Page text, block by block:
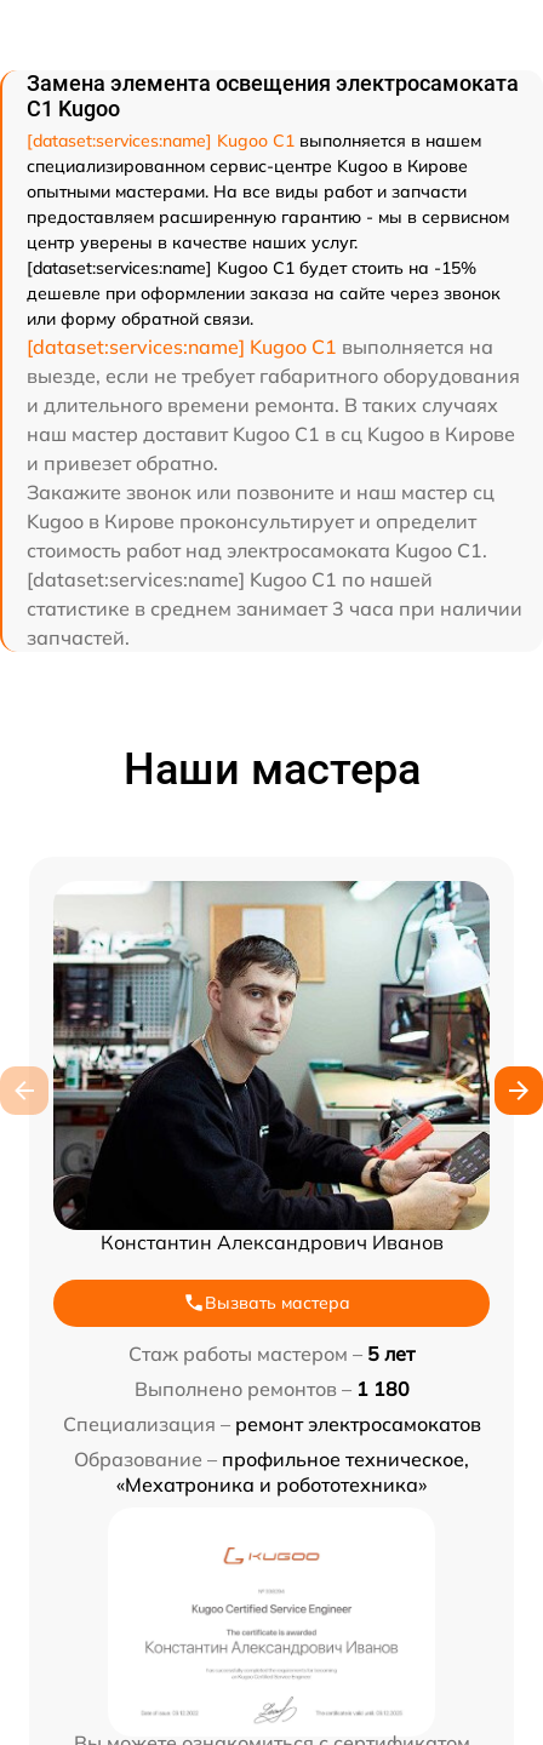
Замена элемента освещения электросамоката
C1 Kugoo
[dataset:services:name] Kugoo C1 выполняется в нашем
специализированном сервис-центре Kugoo в Кирове
опытными мастерами. На все виды работ и запчасти
предоставляем расширенную гарантию - мы в сервисном
центр уверены в качестве наших услуг.
[dataset:services:name] Kugoo C1 будет стоить на -15%
дешевле при оформлении заказа на сайте через звонок
или форму обратной связи.
[dataset:services:name] Kugoo C1 выполняется на
выезде, если не требует габаритного оборудования
и длительного времени ремонта. В таких случаях
наш мастер доставит Kugoo C1 в сц Kugoo в Кирове
и привезет обратно.
Закажите звонок или позвоните и наш мастер сц
Kugoo в Кирове проконсультирует и определит
стоимость работ над электросамоката Kugoo C1.
[dataset:services:name] Kugoo C1 по нашей
статистике в среднем занимает 3 часа при наличии
запчастей.
Наши мастера
Константин Александрович Иванов
Вызвать мастера
Стаж работы мастером – 5 лет
Выполнено ремонтов – 1 180
Специализация – ремонт электросамокатов
Образование – профильное техническое,
«Мехатроника и робототехника»